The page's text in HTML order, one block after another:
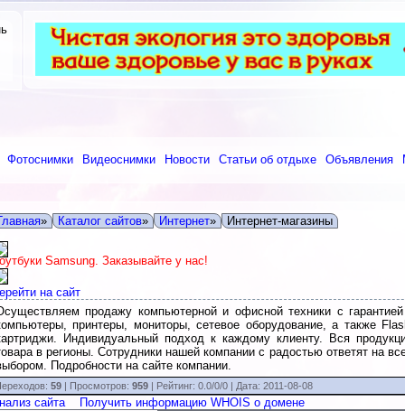
Фотоснимки Видеоснимки Новости Статьи об отдыхе Объявления
» Каталог сайтов» Интернет» Интернет-магазины
Samsung. Заказывайте у нас!
на сайт
продажу компьютерной и офисной техники с
принтеры, мониторы, сетевое оборудование, а также
Индивидуальный подход к каждому клиенту. Вся
в регионы. Сотрудники нашей компании с радостью ответят на
Подробности на сайте компании.
59| Просмотров: 959| Рейтинг: 0.0/0/0 | Дата: 2011-08-08
сайта
Получить информацию WHOIS о домене